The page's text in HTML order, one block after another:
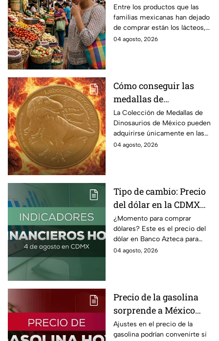
la gente deja de
comprar para cubrir la
canasta básica en
México, según Anpec
Entre los productos que las
familias mexicanas han dejado
de comprar están los lácteos,
comida enlatada, pan de caja,
04 agosto, 2026
Cómo conseguir las
medallas de
Dinosaurios de México
La Colección de Medallas de
Dinosaurios de México pueden
adquirirse únicamente en las
tiendas físicas de la Casa de la
04 agosto, 2026
Tipo de cambio: Precio
del dólar en la CDMX
hoy 4 de agosto 2026
¿Momento para comprar
dólares? Este es el precio del
dólar en Banco Azteca para
hoy martes 4 de agosto 2026:
04 agosto, 2026
Precio de la gasolina
sorprende a México
hoy: ¿en cuánto quedó?
Ajustes en el precio de la
gasolina podrían convenirte si